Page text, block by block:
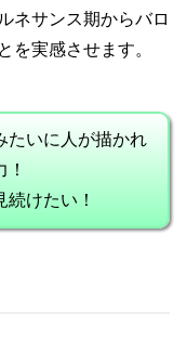
ネサンス期からバロ
を実感させます。
たいに人が描かれ
けたい！